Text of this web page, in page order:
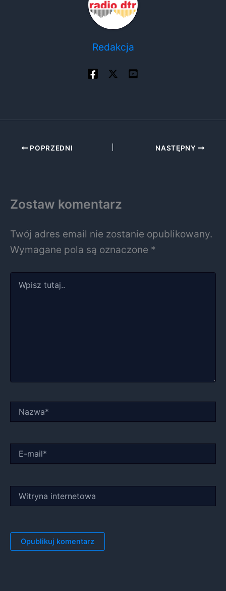
Redakcja
POPRZEDNI NASTĘPNY
Zostaw komentarz
Twój adres email nie zostanie opublikowany.
Wymagane pola są oznaczone *
tutaj..
mail*
internetowa